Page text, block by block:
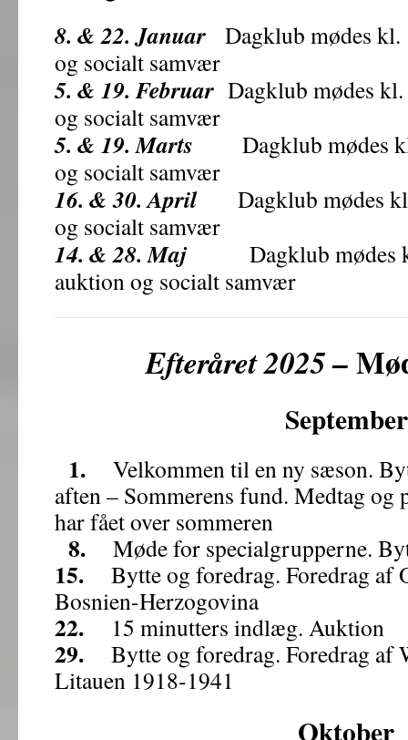
8. & 22. Januar
Dagklub mødes
og socialt samvær
5. & 19. Februar Dagklub mødes
og socialt samvær
5. & 19. Marts Dagklub mødes
og socialt samvær
16. & 30. AprilDagklub mødes kl.
og socialt samvær
14. & 28. MajDagklub mødes kl.
auktion og socialt samvær
Efteråret 2025 –
September
1. Velkommen til en ny sæson.
aften – Sommerens fund. Medtag og
har fået over sommeren
8. Møde for specialgrupperne.
15. Bytte og foredrag. Foredrag af
Bosnien-Herzogovina
22. 15 minutters indlæg. Auktion
29. Bytte og foredrag. Foredrag af
Litauen 1918-1941
Oktober